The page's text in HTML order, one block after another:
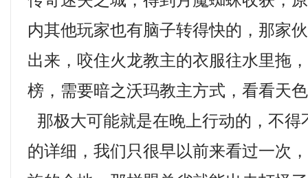
内其他玩家也有脑子转得快的，那家
出来，咬住火龙教主的衣服往水里拖
榜，需要暗之沃玛教主方式，看看天
那极大可能就是在晚上行动的，不得
的详细，我们只很早以前来看过一次